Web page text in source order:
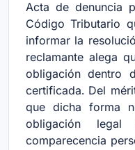
Acta de denuncia
Código Tributario
informar la
reclamante alega
obligación dentro
certificada. Del
que dicha forma
obligación
comparecencia